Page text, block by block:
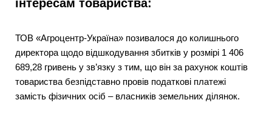
інтересам товариства:
ТОВ «Агроцентр-Україна» позивалося до колишнього
директора щодо відшкодування збитків у розмірі 1 406
689,28 гривень у зв’язку з тим, що він за рахунок коштів
товариства безпідставно провів податкові платежі
замість фізичних осіб – власників земельних ділянок.